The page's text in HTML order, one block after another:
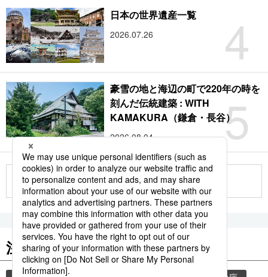
4
日本の世界遺産一覧
2026.07.26
5
豪雪の地と海辺の町で220年の時を
刻んだ伝統建築 : WITH
KAMAKURA（鎌倉・長谷）
2026.08.04
もっと見る
注目のキーワード